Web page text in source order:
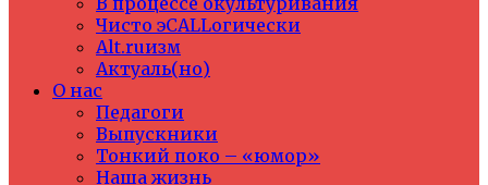
Чисто эCALLогически
Alt.ruизм
Актуаль(но)
О нас
Педагоги
Выпускники
Тонкий поко – «юмор»
Наша жизнь